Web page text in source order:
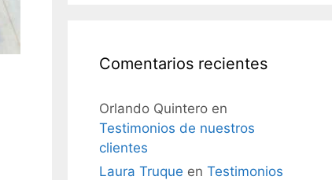
Comentarios recientes
Orlando Quintero en
Testimonios de nuestros
clientes
Laura Truque en Testimonios